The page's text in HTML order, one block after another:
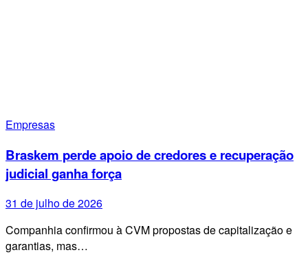
Empresas
Braskem perde apoio de credores e recuperação
judicial ganha força
31 de julho de 2026
Companhia confirmou à CVM propostas de capitalização e
garantias, mas…